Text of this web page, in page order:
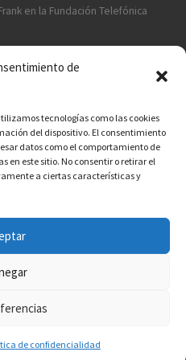
de
tecnologías como las cookies
del dispositivo. El consentimiento
datos como el comportamiento de
en este sitio. No consentir o retirar el
a ciertas características y
de confidencialidad
en la Fundación Telefónica
Cámara en mano– Todos los